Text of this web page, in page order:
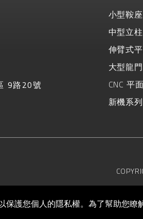
9路20號
小型鞍
中型立
伸臂式
大型龍
CNC 平
新機系列
保護您個人的隱私權。為了幫助您